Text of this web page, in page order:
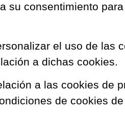
su consentimiento
el uso de las
a dichas cookies.
a las cookies de
de cookies